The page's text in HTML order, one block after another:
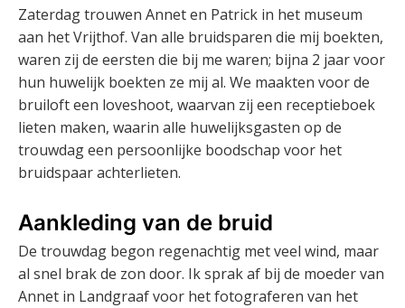
Zaterdag trouwen Annet en Patrick in het museum
aan het Vrijthof. Van alle bruidsparen die mij boekten,
waren zij de eersten die bij me waren; bijna 2 jaar voor
hun huwelijk boekten ze mij al. We maakten voor de
bruiloft een loveshoot, waarvan zij een receptieboek
lieten maken, waarin alle huwelijksgasten op de
trouwdag een persoonlijke boodschap voor het
bruidspaar achterlieten.
Aankleding van de bruid
De trouwdag begon regenachtig met veel wind, maar
al snel brak de zon door. Ik sprak af bij de moeder van
Annet in Landgraaf voor het fotograferen van het